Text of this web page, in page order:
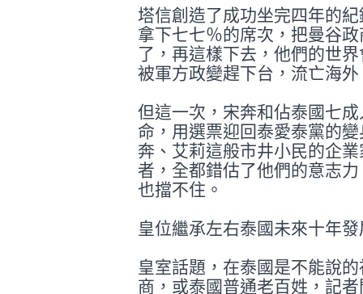
塔信創造了成功坐完四年的
拿下七七％的席次，把曼谷
了，再這樣下去，他們的世
被軍方政變趕下台，流亡海外
但這一次，宋奔和佔泰國七
命，用選票迎回泰愛泰黨的
奔、艾莉這般市井小民的企
者，全都錯估了他們的意志力
也擋不住。
皇位繼承左右泰國未來十年發
皇室話題，在泰國是不能說
商，或泰國普通老百姓，記